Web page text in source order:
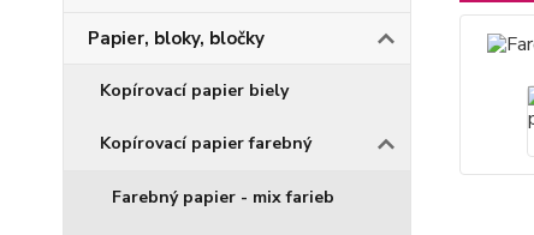
Papier, bloky, bločky
Kopírovací papier biely
Kopírovací papier farebný
Farebný papier - mix farieb